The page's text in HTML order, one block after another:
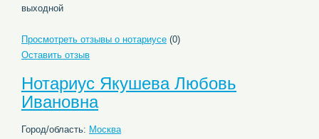
выходной
Просмотреть отзывы о нотариусе (0)
Оставить отзыв
Нотариус Якушева Любовь
Ивановна
Город/область: Москва